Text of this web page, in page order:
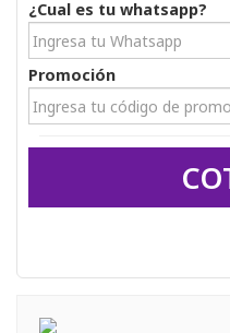
¿Cual es tu whatsapp?
Promoción